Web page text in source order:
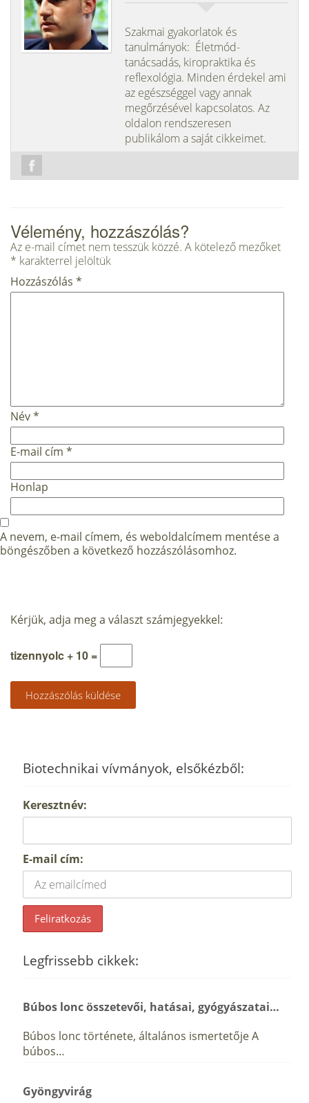
Szakmai gyakorlatok és
tanulmányok: Életmód-
tanácsadás, kiropraktika és
reflexológia. Minden érdekel ami
az egészséggel vagy annak
megőrzésével kapcsolatos. Az
oldalon rendszeresen
publikálom a saját cikkeimet.
Vélemény, hozzászólás?
Az e-mail címet nem tesszük közzé. A kötelező mezőket
* karakterrel jelöltük
Hozzászólás *
Név*
E-mail cím *
Honlap
A nevem, e-mail címem, és weboldalcímem mentése a
böngészőben a következő hozzászólásomhoz.
Kérjük, adja meg a választ számjegyekkel:
tizennyolc + 10 =
Biotechnikai vívmányok, elsőkézből:
Keresztnév:
E-mail cím:
Legfrissebb cikkek:
Búbos lonc összetevői, hatásai, gyógyászatai…
Búbos lonc története, általános ismertetője A
búbos…
Gyöngyvirág